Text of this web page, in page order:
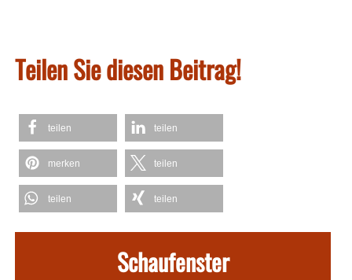
Teilen Sie diesen Beitrag!
teilen teilen
merken teilen
teilen teilen
Schaufenster